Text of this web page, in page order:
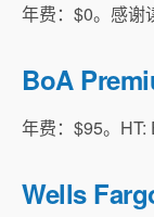
年费：$0。感谢
BoA
年费：$95。HT:
Wells